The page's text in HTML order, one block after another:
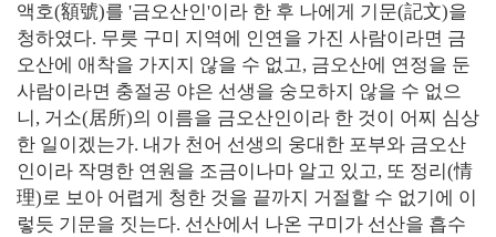
액호(額號)를 '금오산인'이라 한 후 나에게 기문(記文)을
청하였다. 무릇 구미 지역에 인연을 가진 사람이라면 금
오산에 애착을 가지지 않을 수 없고, 금오산에 연정을 둔
사람이라면 충절공 야은 선생을 숭모하지 않을 수 없으
니, 거소(居所)의 이름을 금오산인이라 한 것이 어찌 심상
한 일이겠는가. 내가 천어 선생의 웅대한 포부와 금오산
인이라 작명한 연원을 조금이나마 알고 있고, 또 정리(情
理)로 보아 어렵게 청한 것을 끝까지 거절할 수 없기에 이
렇듯 기문을 짓는다. 선산에서 나온 구미가 선산을 흡수